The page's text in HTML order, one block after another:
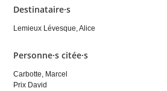
Destinataire·s
Lemieux Lévesque, Alice
Personne·s citée·s
Carbotte, Marcel
Prix David